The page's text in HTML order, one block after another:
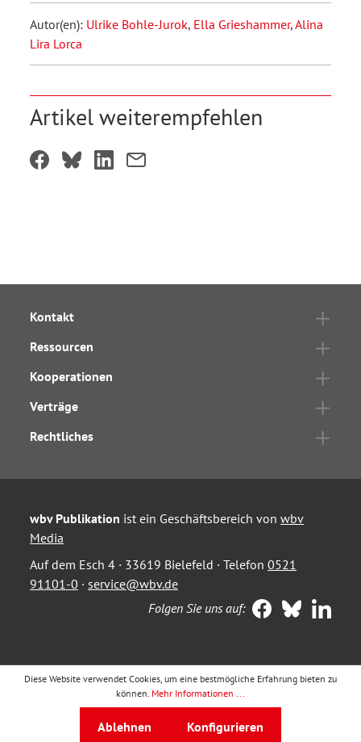
Autor(en): Ulrike Bohle-Jurok, Ella Grieshammer,Alina
Lira Lorca
Artikel weiterempfehlen
Kontakt
Ressourcen
Kooperationen
Verträge
Rechtliches
wbv Publikation ist ein Geschäftsbereich von wbv
Media
Auf dem Esch 4 · 33619 Bielefeld · Telefon 0521
91101-0 · service@wbv.de
Folgen Sie uns auf:
Diese Website verwendet Cookies, um eine bestmögliche Erfahrung bieten zu
können. Mehr Informationen ...
Ablehnen Konfigurieren